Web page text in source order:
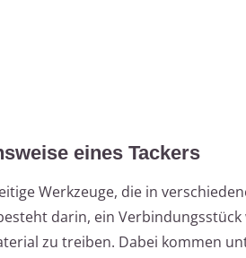
eines Tackers
Werkzeuge, die in
darin, ein
zu treiben. Dabei kommen